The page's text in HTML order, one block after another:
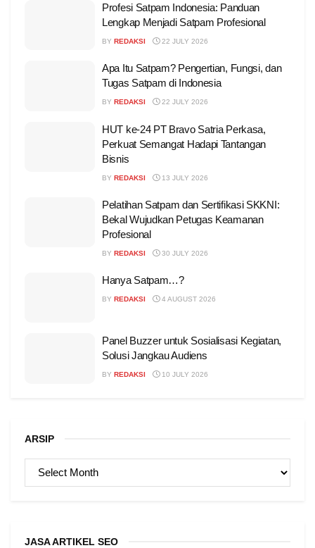
Profesi Satpam Indonesia: Panduan
Lengkap Menjadi Satpam Profesional
BY REDAKSI 22 JULY 2026
Apa Itu Satpam? Pengertian, Fungsi, dan
Tugas Satpam di Indonesia
BY REDAKSI 22 JULY 2026
HUT ke-24 PT Bravo Satria Perkasa,
Perkuat Semangat Hadapi Tantangan
Bisnis
BY REDAKSI 13 JULY 2026
Pelatihan Satpam dan Sertifikasi SKKNI:
Bekal Wujudkan Petugas Keamanan
Profesional
BY REDAKSI 30 JULY 2026
Hanya Satpam…?
BY REDAKSI 4 AUGUST 2026
Panel Buzzer untuk Sosialisasi Kegiatan,
Solusi Jangkau Audiens
BY REDAKSI 10 JULY 2026
ARSIP
ARSIP
JASA ARTIKEL SEO